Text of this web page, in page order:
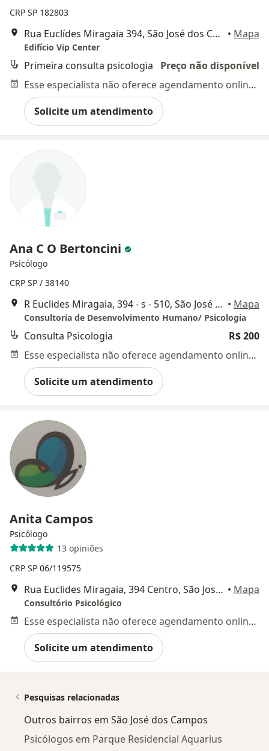
CRP SP 182803
Rua Euclídes Miragaia 394, São José dos Campos • Mapa
Edifício Vip Center
Primeira consulta psicologia
Preço não disponível
Esse especialista não oferece agendamento online para esse endereço.
Solicite um atendimento
Ana C O Bertoncini
Psicólogo
CRP SP / 38140
R Euclides Miragaia, 394 - s - 510, São José dos Campos • Mapa
Consultoria de Desenvolvimento Humano/ Psicologia
Consulta Psicologia
R$ 200
Esse especialista não oferece agendamento online para esse endereço.
Solicite um atendimento
Anita Campos
Psicólogo
13 opiniões
CRP SP 06/119575
Rua Euclides Miragaia, 394 Centro, São José dos Campos • Mapa
Consultório Psicológico
Esse especialista não oferece agendamento online para esse endereço.
Solicite um atendimento
Pesquisas relacionadas
Outros bairros em São José dos Campos
Psicólogos em Parque Residencial Aquarius